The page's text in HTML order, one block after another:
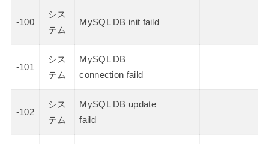
-100
シス
テム
MySQL DB init faild
-101
シス
テム
MySQL DB
connection faild
-102
シス
テム
MySQL DB update
faild